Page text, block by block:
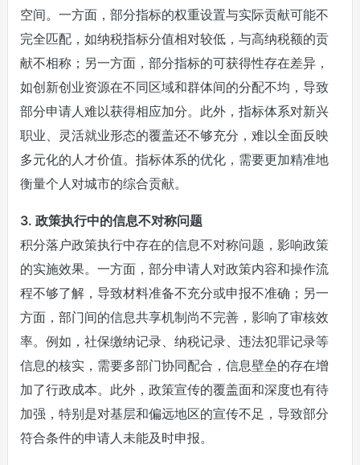
空间。一方面，部分指标的权重设置与实际贡献可能不
完全匹配，如纳税指标分值相对较低，与高纳税额的贡
献不相称；另一方面，部分指标的可获得性存在差异，
如创新创业资源在不同区域和群体间的分配不均，导致
部分申请人难以获得相应加分。此外，指标体系对新兴
职业、灵活就业形态的覆盖还不够充分，难以全面反映
多元化的人才价值。指标体系的优化，需要更加精准地
衡量个人对城市的综合贡献。
3. 政策执行中的信息不对称问题
积分落户政策执行中存在的信息不对称问题，影响政策
的实施效果。一方面，部分申请人对政策内容和操作流
程不够了解，导致材料准备不充分或申报不准确；另一
方面，部门间的信息共享机制尚不完善，影响了审核效
率。例如，社保缴纳记录、纳税记录、违法犯罪记录等
信息的核实，需要多部门协同配合，信息壁垒的存在增
加了行政成本。此外，政策宣传的覆盖面和深度也有待
加强，特别是对基层和偏远地区的宣传不足，导致部分
符合条件的申请人未能及时申报。